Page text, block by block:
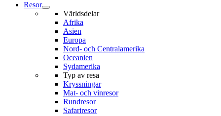
Resor
Världsdelar
Afrika
Asien
Europa
Nord- och Centralamerika
Oceanien
Sydamerika
Typ av resa
Kryssningar
Mat- och vinresor
Rundresor
Safariresor